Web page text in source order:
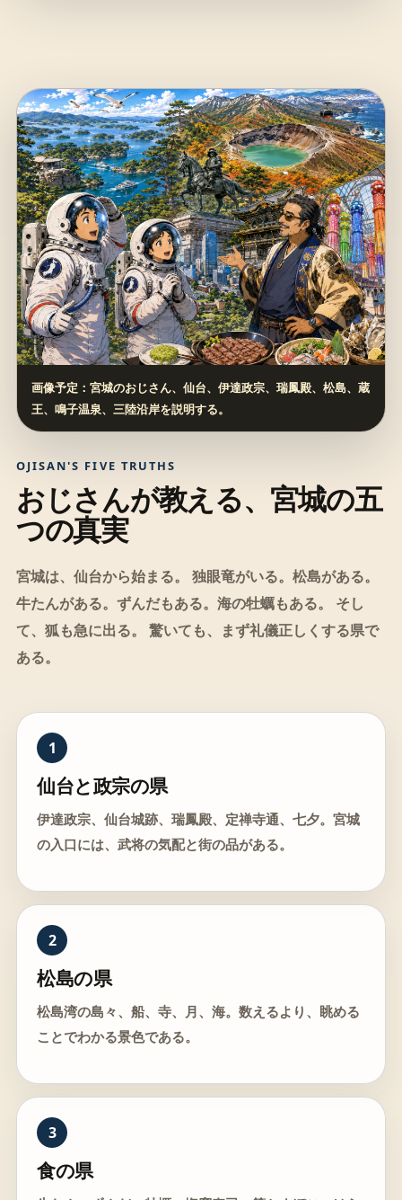
画像予定：宮城のおじさん、仙台、伊達政宗、瑞鳳殿、松島、蔵
王、鳴子温泉、三陸沿岸を説明する。
OJISAN'S FIVE TRUTHS
おじさんが教える、宮城の五
つの真実
宮城は、仙台から始まる。 独眼竜がいる。松島がある。
牛たんがある。ずんだもある。海の牡蠣もある。 そし
て、狐も急に出る。 驚いても、まず礼儀正しくする県で
ある。
1
仙台と政宗の県
伊達政宗、仙台城跡、瑞鳳殿、定禅寺通、七夕。宮城
の入口には、武将の気配と街の品がある。
2
松島の県
松島湾の島々、船、寺、月、海。数えるより、眺める
ことでわかる景色である。
3
食の県